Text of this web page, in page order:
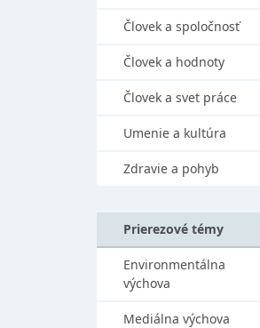
Človek a spoločnosť
Človek a hodnoty
Človek a svet práce
Umenie a kultúra
Zdravie a pohyb
Prierezové témy
Environmentálna
výchova
Mediálna výchova